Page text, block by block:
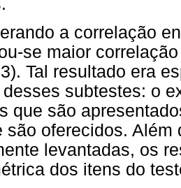
a correlação
se maior
Tal resultado era
subtestes: o
que são
são oferecidos.
levantadas, os
dos itens do